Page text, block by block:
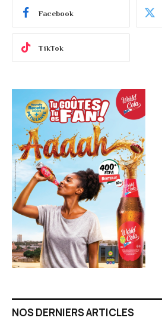
Facebook
TikTok
NOS DERNIERS ARTICLES